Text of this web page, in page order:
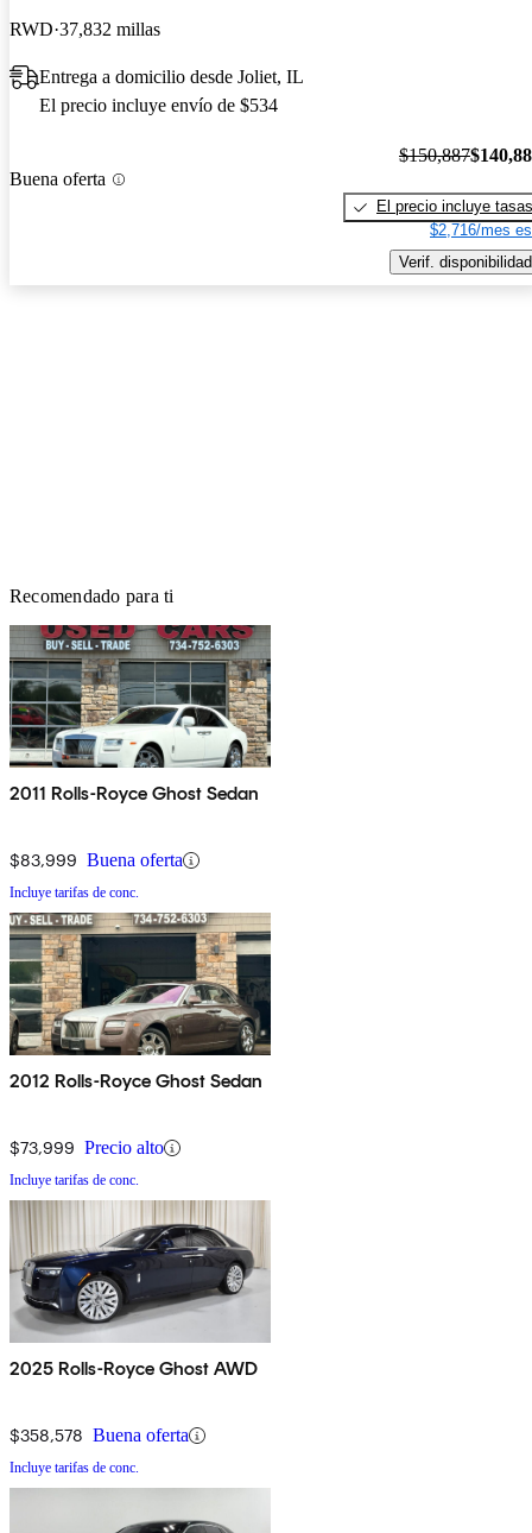
RWD 37,832 millas
Entrega a domicilio desde Joliet, IL
El precio incluye envío de $534
Buena oferta
$150,887
El precio incluye tasas
$2,716/mes
Verif. disponibilidad
Recomendado para ti
2011 Rolls-Royce Ghost Sedan
$83,999 Buena oferta
Incluye tarifas de conc.
2012 Rolls-Royce Ghost Sedan
$73,999 Precio alto
Incluye tarifas de conc.
2025 Rolls-Royce Ghost AWD
$358,578 Buena oferta
Incluye tarifas de conc.